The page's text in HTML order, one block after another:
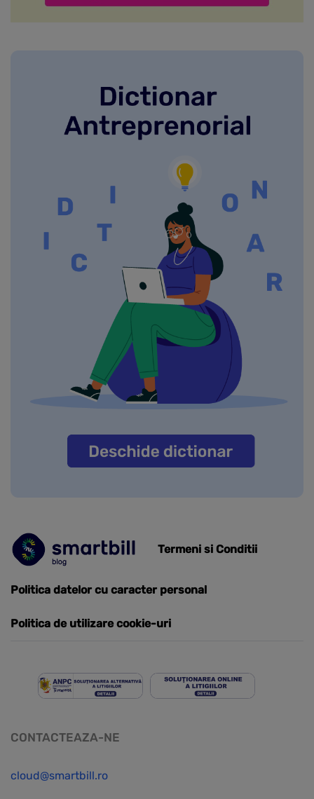
Termeni si Conditii
Politica datelor cu caracter personal
Politica de utilizare cookie-uri
CONTACTEAZA-NE
cloud@smartbill.ro